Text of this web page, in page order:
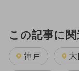
この記事に
神戸